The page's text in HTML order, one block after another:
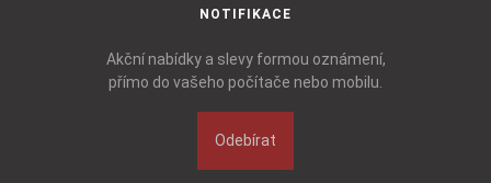
NOTIFIKACE
Akční nabídky a slevy formou oznámení,
přímo do vašeho počítače nebo mobilu.
Odebírat